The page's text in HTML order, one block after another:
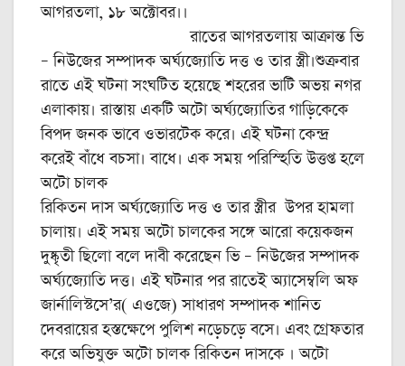
আগরতলা, ১৮ অক্টোবর।।
রাতের আগরতলায় আক্রান্ত ভি
– নিউজের সম্পাদক অর্ঘ্যজ্যোতি দত্ত ও তার স্ত্রী।শুক্রবার
রাতে এই ঘটনা সংঘটিত হয়েছে শহরের ভাটি অভয় নগর
এলাকায়। রাস্তায় একটি অটো অর্ঘ্যজ্যোতির গাড়িকেকে
বিপদ জনক ভাবে ওভারটেক করে। এই ঘটনা কেন্দ্র
করেই বাঁধে বচসা। বাধে। এক সময় পরিস্হিতি উত্তপ্ত হলে
অটো চালক
রিকিতন দাস অর্ঘ্যজ্যোতি দত্ত ও তার স্ত্রীর উপর হামলা
চালায়। এই সময় অটো চালকের সঙ্গে আরো কয়েকজন
দুষ্কৃতী ছিলো বলে দাবী করেছেন ভি – নিউজের সম্পাদক
অর্ঘ্যজ্যোতি দত্ত। এই ঘটনার পর রাতেই অ্যাসেম্বলি অফ
জার্নালিস্টসে’র( এওজে) সাধারণ সম্পাদক শানিত
দেবরায়ের হস্তক্ষেপে পুলিশ নড়েচড়ে বসে। এবং গ্রেফতার
করে অভিযুক্ত অটো চালক রিকিতন দাসকে । অটো